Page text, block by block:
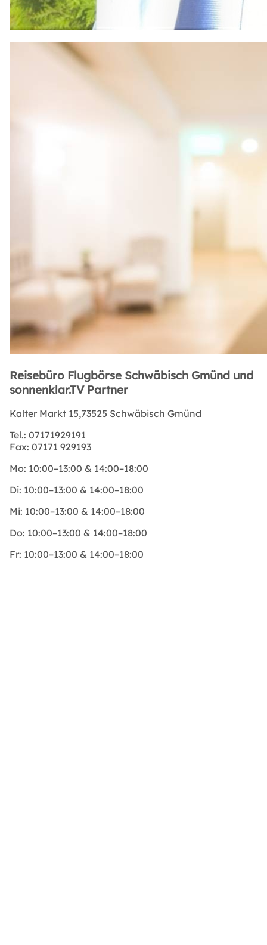
Reisebüro Flugbörse Schwäbisch Gmünd und
sonnenklar.TV Partner
Kalter Markt 15,73525 Schwäbisch Gmünd
Tel.: 07171929191
Fax: 07171 929193
Mo: 10:00–13:00 & 14:00–18:00
Di: 10:00–13:00 & 14:00–18:00
Mi: 10:00–13:00 & 14:00–18:00
Do: 10:00–13:00 & 14:00–18:00
Fr: 10:00–13:00 & 14:00–18:00